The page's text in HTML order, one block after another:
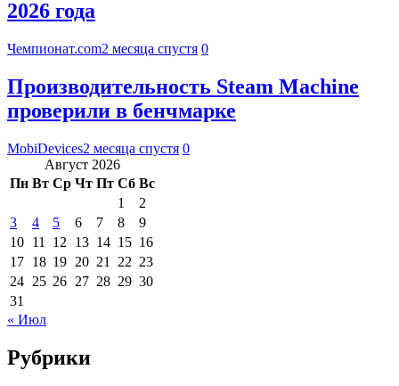
2026 года
Чемпионат.com2 месяца спустя 0
Производительность Steam Machine
проверили в бенчмарке
MobiDevices2 месяца спустя 0
Август 2026
Пн Вт Ср Чт Пт Сб Вс
1
2
3
4 5 6 7 8
9
10 11 12 13 14 15 16
17 18 19 20 21 22 23
24 25 26 27 28 29 30
31
« Июл
Рубрики